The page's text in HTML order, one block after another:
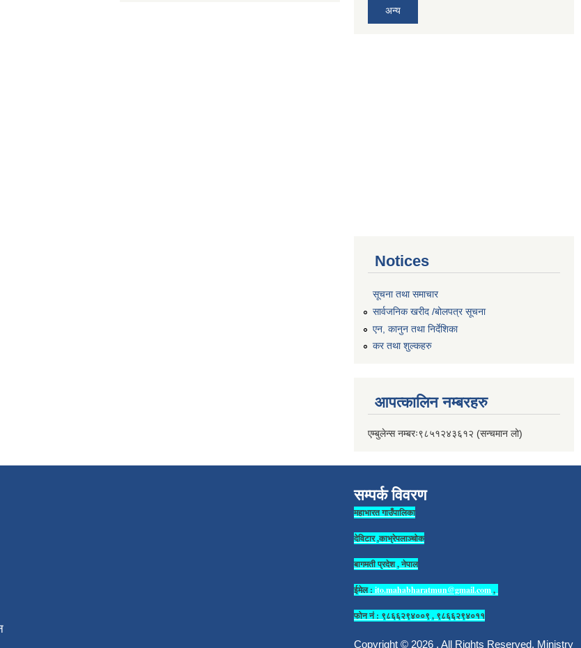
अन्य
Notices
सूचना तथा समाचार
सार्वजनिक खरीद /बोलपत्र सूचना
एन, कानुन तथा निर्देशिका
कर तथा शुल्कहरु
आपत्कालिन नम्बरहरु
एम्बुलेन्स नम्बरः९८५१२४३६१२ (सन्चमान लो)
सम्पर्क विवरण
महाभारत गाउँपालिका
देविटार ,काभ्रेपलाञ्चोक
बागमती प्रदेश , नेपाल
ईमेल : ito.mahabharatmun@gmail.com,
फोन नं : ९८६६२९४००९ , ९८६६२९४०११
Copyright © 2026 . All Rights Reserved. Ministry